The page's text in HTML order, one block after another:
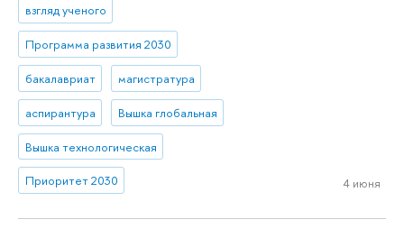
взгляд ученого
Программа развития 2030
бакалавриат магистратура
аспирантура Вышка глобальная
Вышка технологическая
Приоритет 2030 4 июня